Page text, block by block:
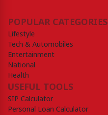
POPULAR CATEGORIES
Lifestyle
Tech & Automobiles
Entertainment
National
Health
USEFUL TOOLS
SIP Calculator
Personal Loan Calculator